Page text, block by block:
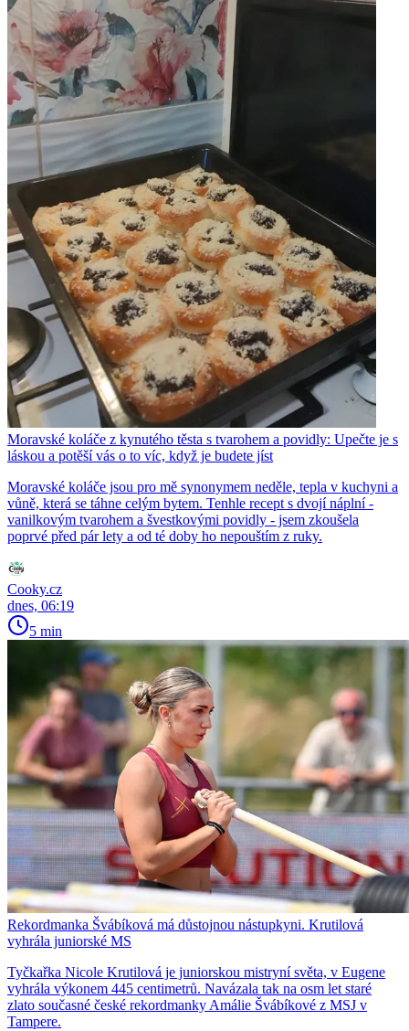
Moravské koláče z kynutého těsta s tvarohem a povidly: Upečte je s
láskou a potěší vás o to víc, když je budete jíst
Moravské koláče jsou pro mě synonymem neděle, tepla v kuchyni a
vůně, která se táhne celým bytem. Tenhle recept s dvojí náplní -
vanilkovým tvarohem a švestkovými povidly - jsem zkoušela
poprvé před pár lety a od té doby ho nepouštím z ruky.
Cooky.cz
dnes, 06:19
5 min
Rekordmanka Švábíková má důstojnou nástupkyni. Krutilová
vyhrála juniorské MS
Tyčkařka Nicole Krutilová je juniorskou mistryní světa, v Eugene
vyhrála výkonem 445 centimetrů. Navázala tak na osm let staré
zlato současné české rekordmanky Amálie Švábíkové z MSJ v
Tampere.